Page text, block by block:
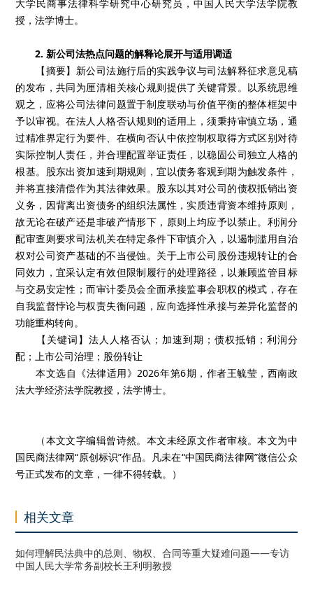
大学民商事法律科学研究中心研究员，中国人民大学法学院教
授，法学博士。
2. 新公司法热点问题的解释论展开与适用调适
【摘要】新公司法施行后的实践争议与司法解释征求意见稿
的发布，共同为厘清相关核心规则提供了关键背景。以系统思维
观之，应将公司法律问题置于制度联动与价值平衡的整体框架中
予以审视。在法人人格否认规则的适用上，须秉持审慎立场，通
过精准界定行为要件、在横向否认中依控制权取得方式区别对待
实际控制人责任，并合理配置举证责任，以稳固公司独立人格的
根基。股东出资加速到期规则，宜以债务客观到期为触发条件，
并将直接清偿作为其法律效果。股东以其对公司的债权抵销出资
义务，因背离出资债务的组织法属性，实质违背资本维持原则，
故无论在破产还是非破产情形下，原则上均应予以禁止。利润分
配审查则要求司法机关在特定条件下审慎介入，以遏制滥用自治
权对公司资产基础的不当侵蚀。关于上市公司股份违规转让的合
同效力，宜采认定有效但限制履行的处理路径，以兼顾监管目标
与交易安定性；而审计委员会全面承接监事会职权的模式，存在
自我监督悖论与权责失衡问题，应向选择性承接与差异化监督的
功能重构转向。
【关键词】法人人格否认；加速到期；债权抵销；利润分
配；上市公司治理；股份转让
本文选自《法律适用》2026年第6期，作者王毓莹，西南政
法大学经济法学院教授，法学博士。
（本文文字编辑曾诗然。本文未经原文作者审核。本文为中
国民商法律网“原创标识”作品。凡未在“中国民商法律网”微信公众
号正式发布的文章，一律不得转载。）
相关文章
如何理解民法典中的总则、物权、合同等重大疑难问题——专访
中国人民大学常务副校长王利明教授